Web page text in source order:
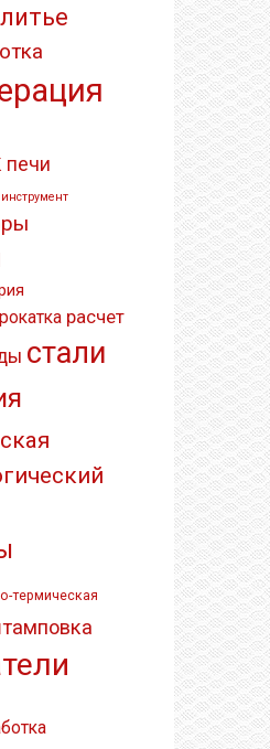
литье
печи
расчет
стали
термическая